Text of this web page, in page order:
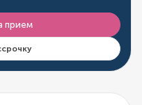
прием